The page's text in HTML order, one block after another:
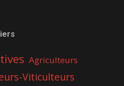
Agriculteurs
Viticulteurs